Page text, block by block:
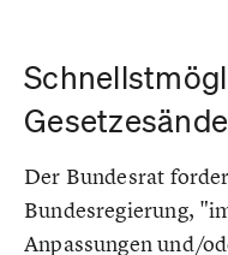
Der Bundesrat
Bundesregierung,
Anpassungen und/